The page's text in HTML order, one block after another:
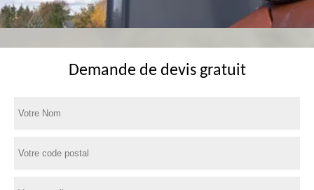
Demande de devis gratuit